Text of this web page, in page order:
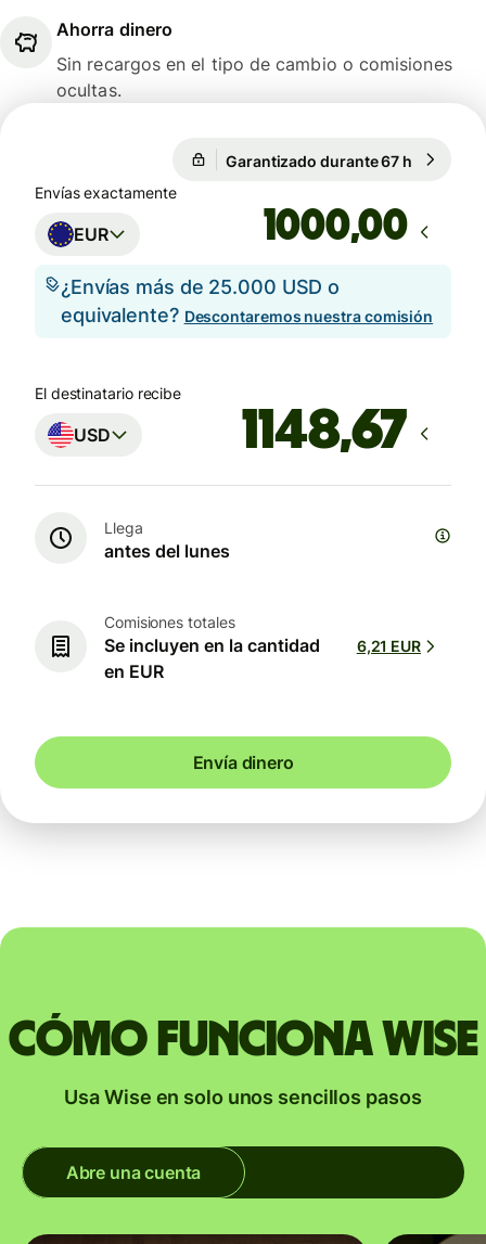
Ahorra dinero
Sin recargos en el tipo de cambio o comisiones
ocultas.
Garantizado durante 67 h
Envías exactamente
EUR ,00
¿Envías más de 25.000 USD o
equivalente? Descontaremos nuestra comisión
El destinatario recibe
USD
Llega
antes del lunes
Comisiones totales
Se incluyen en la cantidad
en EUR
6,21 EUR
Envía dinero
Cómo funciona Wise
Usa Wise en solo unos sencillos pasos
Abre una cuenta